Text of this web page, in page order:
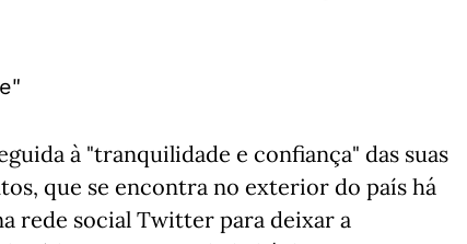
à "tranquilidade e confiança" das suas
que se encontra no exterior do país há
rede social Twitter para deixar a